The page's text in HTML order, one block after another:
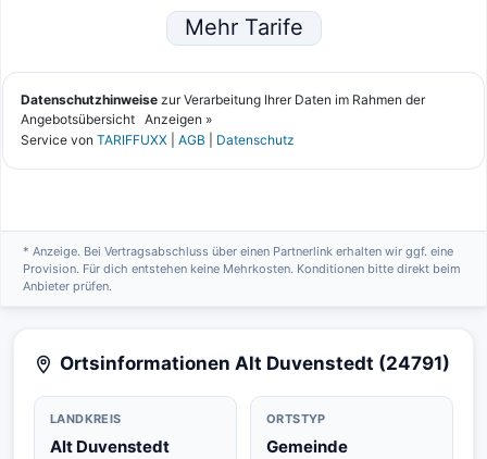
* Anzeige. Bei Vertragsabschluss über einen Partnerlink erhalten wir ggf. eine
Provision. Für dich entstehen keine Mehrkosten. Konditionen bitte direkt beim
Anbieter prüfen.
Ortsinformationen Alt Duvenstedt (24791)
LANDKREIS
Alt Duvenstedt
ORTSTYP
Gemeinde